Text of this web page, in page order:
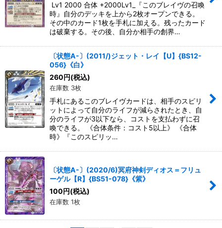
Lv1 2000 合体 +2000Lv1_『このブレイヴの召喚
時』自分のデッキを上から2枚オープンできる。
その中のカード1枚を手札に加える。残ったカード
は破棄する。その後、自分か相手の創界…
〔状態A-〕(2011/)ジェット・レイ【U】{BS12-
056}《白》
260 円(税込)
在庫数 3枚
手札にあるこのブレイヴカードは、相手のスピリ
ットによって自分のライフが減らされたとき、自
分のライフが3以下なら、コストを支払わずに召
喚できる。 《合体条件：コスト5以上》 《合体
時》『このスピリッ…
〔状態A-〕(2020/6)冥府神剣ディオス＝フリュ
ーゲル【R】{BS51-078}《紫》
100円(税込)
在庫数 1枚